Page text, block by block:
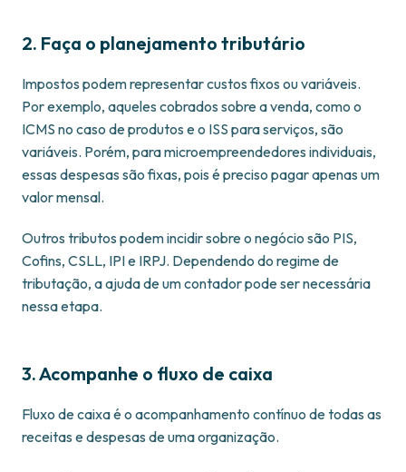
2. Faça o planejamento tributário
Impostos podem representar custos fixos ou variáveis.
Por exemplo, aqueles cobrados sobre a venda, como o
ICMS no caso de produtos e o ISS para serviços, são
variáveis. Porém, para microempreendedores individuais,
essas despesas são fixas, pois é preciso pagar apenas um
valor mensal.
Outros tributos podem incidir sobre o negócio são PIS,
Cofins, CSLL, IPI e IRPJ. Dependendo do regime de
tributação, a ajuda de um contador pode ser necessária
nessa etapa.
3. Acompanhe o fluxo de caixa
Fluxo de caixa é o acompanhamento contínuo de todas as
receitas e despesas de uma organização.